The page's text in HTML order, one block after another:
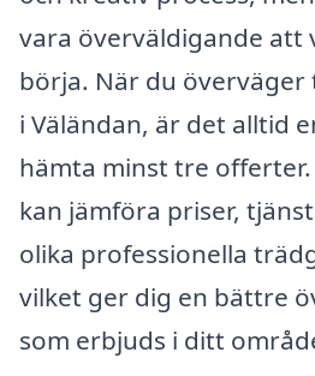
vara överväldigande att
börja. När du
i Väländan, är det alltid
hämta minst tre
kan jämföra priser,
olika professionella
vilket ger dig en bättre
som erbjuds i ditt